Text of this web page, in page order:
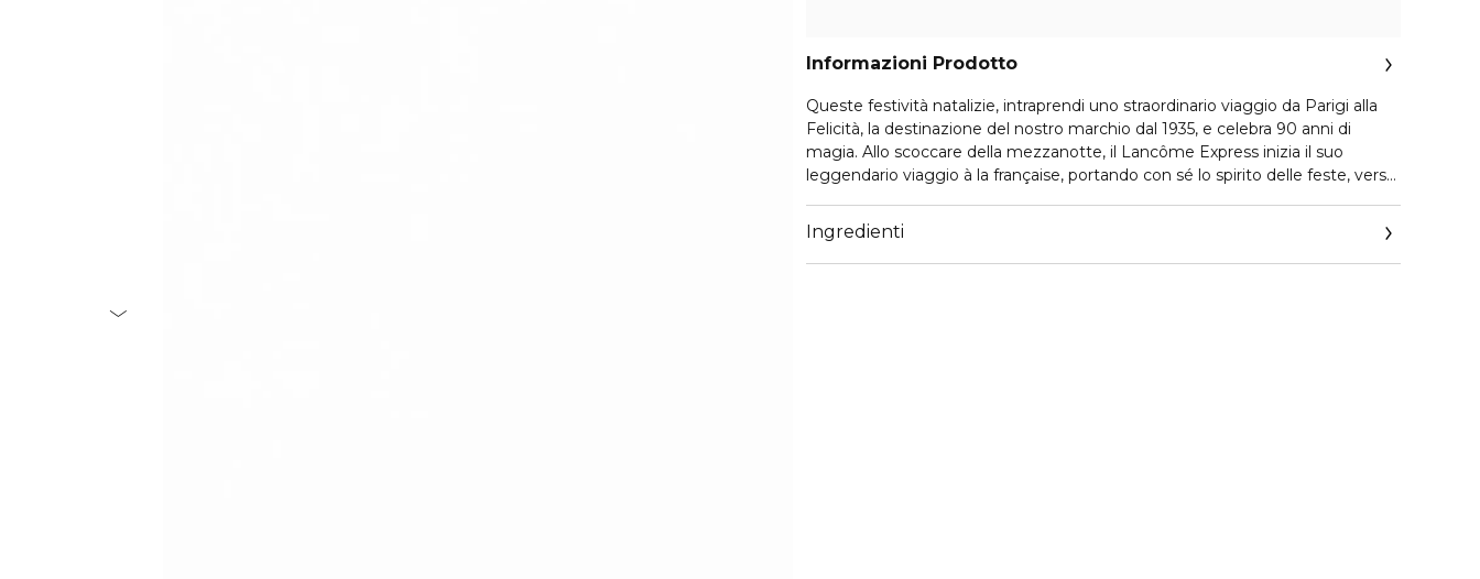
Informazioni Prodotto
Queste festività natalizie, intraprendi uno straordinario viaggio da Parigi alla
Felicità, la destinazione del nostro marchio dal 1935, e celebra 90 anni di
magia. Allo scoccare della mezzanotte, il Lancôme Express inizia il suo
leggendario viaggio à la française, portando con sé lo spirito delle feste, verso
meraviglie, che celebra il viaggio più indimenticabile dell'anno. Lancôme svela
una speciale collezione regalo nell'iconico rosa Lancôme disegnata dall'artista
francese Safia Ouares. Ogni confezione svela un gioiello di bellezza per farti
Ingredienti